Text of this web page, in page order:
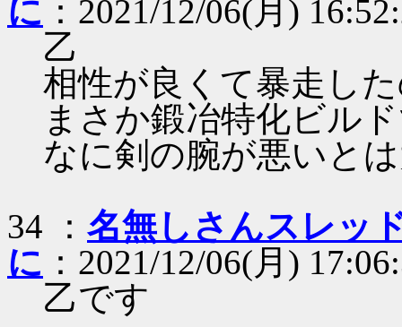
に ：2021/12/06(月)
乙
相性が良くて暴走し
まさか鍛冶特化ビル
なに剣の腕が悪いと
34 ： 名無しさんスレッ
に ：2021/12/06(月)
乙です